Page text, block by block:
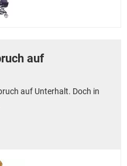
auf
auf Unterhalt. Doch in